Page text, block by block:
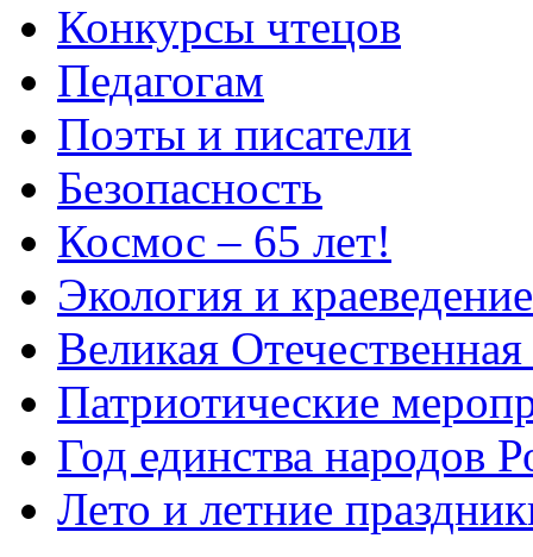
Конкурсы чтецов
Педагогам
Поэты и писатели
Безопасность
Космос – 65 лет!
Экология и краеведение
Великая
Патриотические
Год единства народов
Лето и летние